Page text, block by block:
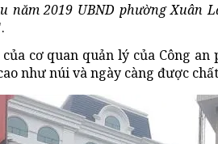
năm 2019 UBND phường Xuân
cơ quan quản lý của Công
như núi và ngày càng được